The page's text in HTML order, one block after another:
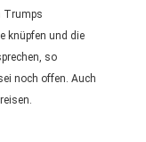
Trumps
knüpfen und die
so
noch offen. Auch